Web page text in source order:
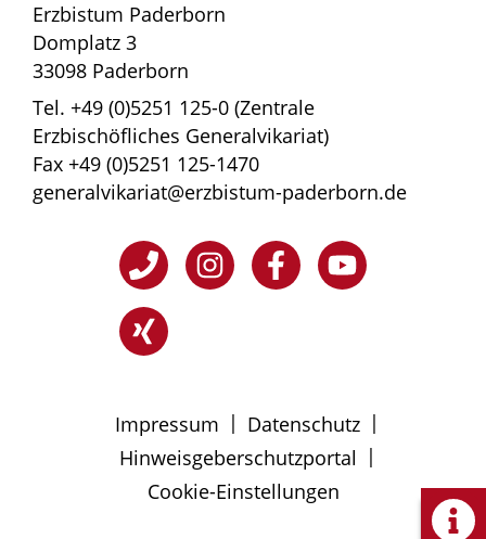
Erzbistum Paderborn
Domplatz 3
33098 Paderborn
Tel. +49 (0)5251 125-0 (Zentrale
Erzbischöfliches Generalvikariat)
Fax +49 (0)5251 125-1470
generalvikariat@erzbistum-paderborn.de
Impressum | Datenschutz |
Hinweisgeberschutzportal |
Cookie-Einstellungen